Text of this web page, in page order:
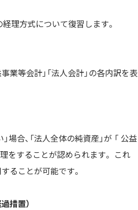
理方式について復習します。
業等会計」「法人会計」の各内訳を表
合、「法人全体の純資産」が 「 公益
をすることが認められます。 これ
ることが可能です。
措置）